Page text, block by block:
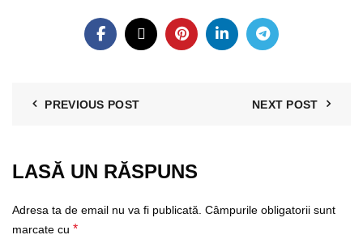
PREVIOUS POST NEXT POST
LASĂ UN RĂSPUNS
Adresa ta de email nu va fi publicată. Câmpurile obligatorii sunt
marcate cu *